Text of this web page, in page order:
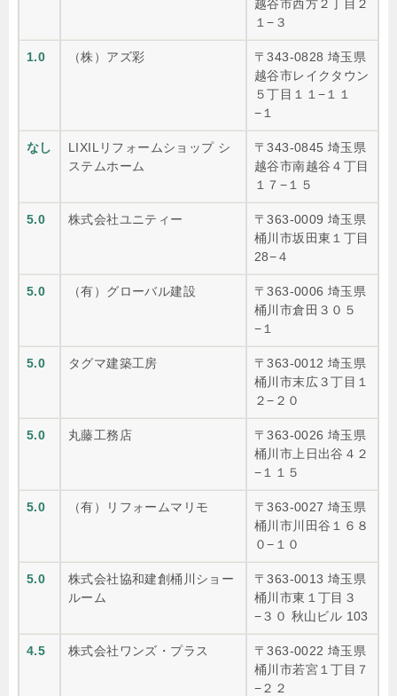
越谷市西方２丁目２
１−３
1.0 （株）アズ彩
〒343-0828 埼玉県
越谷市レイクタウン
５丁目１１−１１
−１
なし
LIXILリフォームショップ シ
ステムホーム
〒343-0845 埼玉県
越谷市南越谷４丁目
１７−１５
5.0 株式会社ユニティー
〒363-0009 埼玉県
桶川市坂田東１丁目
28−４
5.0 （有）グローバル建設
〒363-0006 埼玉県
桶川市倉田３０５
−１
5.0 タグマ建築工房
〒363-0012 埼玉県
桶川市末広３丁目１
２−２０
5.0 丸藤工務店
〒363-0026 埼玉県
桶川市上日出谷４２
−１１５
5.0 （有）リフォームマリモ
〒363-0027 埼玉県
桶川市川田谷１６８
０−１０
5.0
株式会社協和建創桶川ショー
ルーム
〒363-0013 埼玉県
桶川市東１丁目３
−３０ 秋山ビル 103
4.5 株式会社ワンズ・プラス
〒363-0022 埼玉県
桶川市若宮１丁目７
−２２